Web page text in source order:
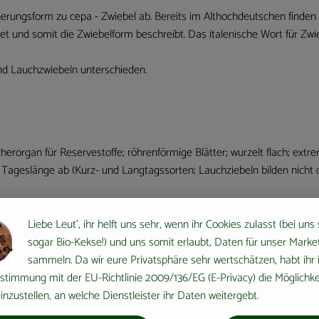
zu cepa - Zwiebel ab. Bereits im Althochdeutschen
und somit die Zwiebelform beschreibt. Das italenische Wort für
Lauchzwiebeln unterschieden.
für Reservestoffe; röhrenförmige Blätter; wurzelt flach;
ab (Kurz- und Langtagssorten; Lauchziebeln bilden
Lauch, Zwiebel, Knoblauch, Schnittlauch...) kommen aus
Vertreter. Ja, die Römer legten sogar spezielle Zwiebelgärten
zarte Konsistenz. Sie sind nicht nur optisch eine Bereicherung
Liebe Leut', ihr helft uns sehr, wenn ihr Cookies zulasst (bei uns
sogar Bio-Kekse!) und uns somit erlaubt, Daten für unser
sammeln. Da wir eure Privatsphäre sehr wertschätzen, habt ihr
mit der EU-Richtlinie 2009/136/EG (E-Privacy) die
an welche Dienstleister ihr Daten weitergebt.